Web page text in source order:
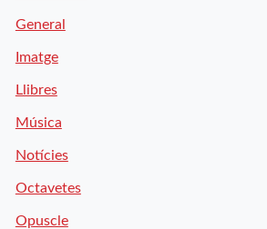
General
Imatge
Llibres
Música
Notícies
Octavetes
Opuscle